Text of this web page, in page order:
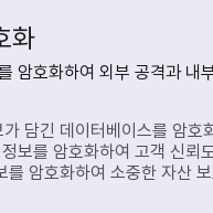
화
암호화하여 외부 공격과 내
담긴 데이터베이스를 암호
보를 암호화하여 고객 신뢰
암호화하여 소중한 자산